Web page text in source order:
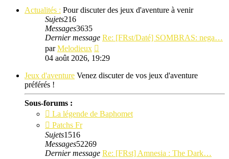
Actualités : Pour discuter des jeux d'aventure à venir
Sujets216
Messages3635
Dernier message Re: [FRst/Daté] SOMBRAS: nega…
parMelodieux
le
message
04 août 2026, 19:29
Jeux d'aventure Venez discuter de vos jeux d'aventure
préférés !
Sous-forums :
La légende de Baphomet
Patchs Fr
Sujets1516
Messages52269
Dernier message Re: [FRst] Amnesia : The Dark…